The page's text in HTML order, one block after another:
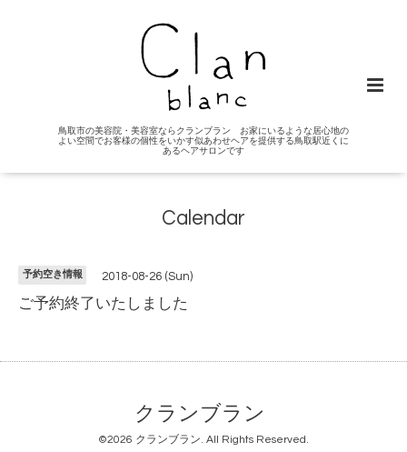
鳥取市の美容院・美容室ならクランブラン お家にいるような居心地の
よい空間でお客様の個性をいかす似あわせヘアを提供する鳥取駅近くに
あるヘアサロンです
Calendar
予約空き情報 2018-08-26 (Sun)
ご予約終了いたしました
クランブラン
©2026 クランブラン. All Rights Reserved.